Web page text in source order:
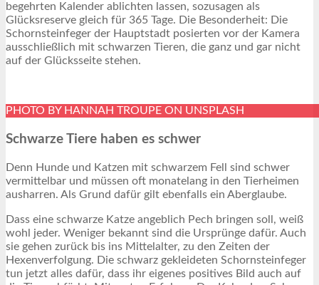
begehrten Kalender ablichten lassen, sozusagen als
Glücksreserve gleich für 365 Tage. Die Besonderheit: Die
Schornsteinfeger der Hauptstadt posierten vor der Kamera
ausschließlich mit schwarzen Tieren, die ganz und gar nicht
auf der Glücksseite stehen.
PHOTO BY HANNAH TROUPE ON UNSPLASH
Schwarze Tiere haben es schwer
Denn Hunde und Katzen mit schwarzem Fell sind schwer
vermittelbar und müssen oft monatelang in den Tierheimen
ausharren. Als Grund dafür gilt ebenfalls ein Aberglaube.
Dass eine schwarze Katze angeblich Pech bringen soll, weiß
wohl jeder. Weniger bekannt sind die Ursprünge dafür. Auch
sie gehen zurück bis ins Mittelalter, zu den Zeiten der
Hexenverfolgung. Die schwarz gekleideten Schornsteinfeger
tun jetzt alles dafür, dass ihr eigenes positives Bild auch auf